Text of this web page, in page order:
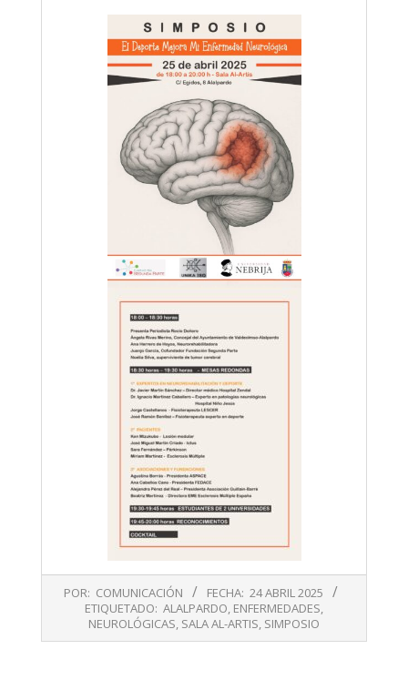
POR: COMUNICACIÓN FECHA: 24 ABRIL 2025
ETIQUETADO: ALALPARDO, ENFERMEDADES,
NEUROLÓGICAS, SALA AL-ARTIS, SIMPOSIO